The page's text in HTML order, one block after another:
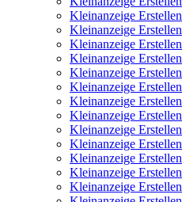
Kleinanzeige Erstellen
Kleinanzeige Erstellen
Kleinanzeige Erstellen
Kleinanzeige Erstellen
Kleinanzeige Erstellen
Kleinanzeige Erstellen
Kleinanzeige Erstellen
Kleinanzeige Erstellen
Kleinanzeige Erstellen
Kleinanzeige Erstellen
Kleinanzeige Erstellen
Kleinanzeige Erstellen
Kleinanzeige Erstellen